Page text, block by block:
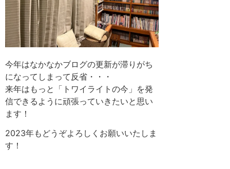
今年はなかなかブログの更新が滞りがち
になってしまって反省・・・
来年はもっと「トワイライトの今」を発
信できるように頑張っていきたいと思い
ます！
2023年もどうぞよろしくお願いいたしま
す！